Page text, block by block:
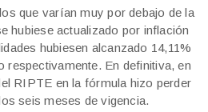
que varían muy por debajo de la
hubiese actualizado por inflación
hubiesen alcanzado 14,11%
respectivamente. En definitiva, en
RIPTE en la fórmula hizo perder
seis meses de vigencia.